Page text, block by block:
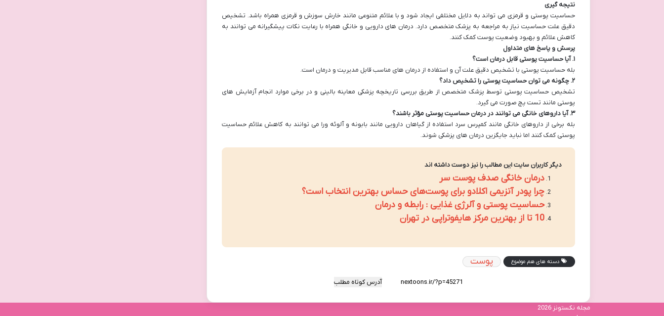
نتیجه گیری
حساسیت پوستی و قرمزی می تواند به دلایل مختلفی ایجاد شود و با علائم متنوعی مانند خارش سوزش و قرمزی همراه باشد. تشخیص
دقیق علت حساسیت نیاز به مراجعه به پزشک متخصص دارد. درمان های دارویی و خانگی همراه با رعایت نکات پیشگیرانه می توانند به
کاهش علائم و بهبود وضعیت پوست کمک کنند.
پرسش و پاسخ های متداول
۱.آیا حساسیت پوستی قابل درمان است؟
بله حساسیت پوستی با تشخیص دقیق علت آن و استفاده از درمان های مناسب قابل مدیریت و درمان است.
۲.چگونه می توان حساسیت پوستی را تشخیص داد؟
تشخیص حساسیت پوستی توسط پزشک متخصص از طریق بررسی تاریخچه پزشکی معاینه بالینی و در برخی موارد انجام آزمایش های
پوستی مانند تست پچ صورت می گیرد.
۳.آیا داروهای خانگی می توانند در درمان حساسیت پوستی مؤثر باشند؟
بله برخی از داروهای خانگی مانند کمپرس سرد استفاده از گیاهان دارویی مانند بابونه و آلوئه ورا می توانند به کاهش علائم حساسیت
پوستی کمک کنند اما نباید جایگزین درمان های پزشکی شوند.
دیگر کاربران سایت این مطالب را نیز دوست داشته اند
درمان خانگی صدف پوست سر
چرا پودر آنزیمی اکلادو برای پوست‌های حساس بهترین انتخاب است؟
حساسیت پوستی و آلرژی غذایی : رابطه و درمان
10 تا از بهترین مرکز هایفوتراپی در تهران
دسته های هم موضوع پوست
آدرس کوتاه مطلب
مجله نکستونز 2026